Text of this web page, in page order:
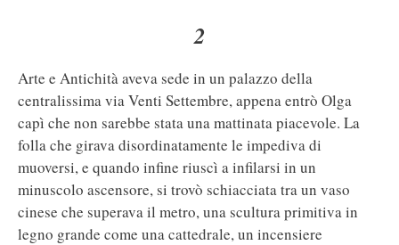
2
Arte e Antichità aveva sede in un palazzo della
centralissima via Venti Settembre, appena entrò Olga
capì che non sarebbe stata una mattinata piacevole. La
folla che girava disordinatamente le impediva di
muoversi, e quando infine riuscì a infilarsi in un
minuscolo ascensore, si trovò schiacciata tra un vaso
cinese che superava il metro, una scultura primitiva in
legno grande come una cattedrale, un incensiere